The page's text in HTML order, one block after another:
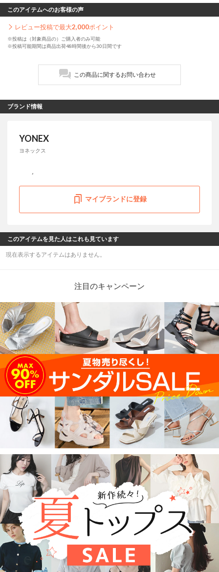
このアイテムへのお客様の声
レビュー投稿で最大2,000ポイント
※投稿は（対象商品の）ご購入者のみ可能
※投稿可能期間は商品出荷48時間後から30日間です
この商品に関するお問い合わせ
ブランド情報
YONEX
ヨネックス
マイブランドに登録
このアイテムを見た人はこれも見ています
現在表示するアイテムはありません。
注目のキャンペーン